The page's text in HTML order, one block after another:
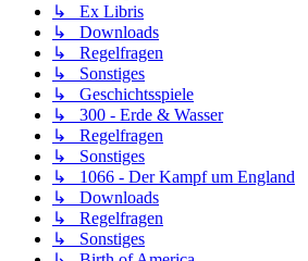
↳ Ex Libris
↳ Downloads
↳ Regelfragen
↳ Sonstiges
↳ Geschichtsspiele
↳ 300 - Erde & Wasser
↳ Regelfragen
↳ Sonstiges
↳ 1066 - Der Kampf um England
↳ Downloads
↳ Regelfragen
↳ Sonstiges